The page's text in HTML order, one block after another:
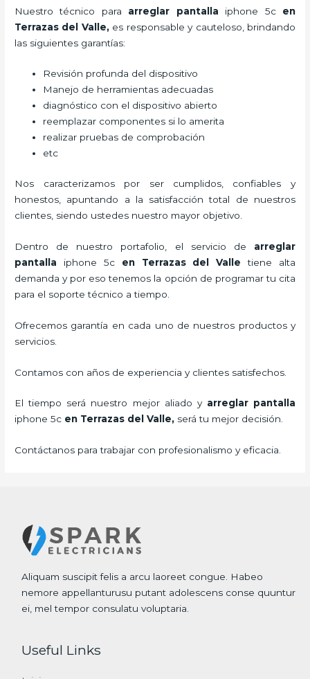
Nuestro técnico para arreglar pantalla iphone 5cen
Terrazas del Valle, es responsable y cauteloso, brindando
las siguientes garantías:
Revisión profunda del dispositivo
Manejo de herramientas adecuadas
diagnóstico con el dispositivo abierto
reemplazar componentes si lo amerita
realizar pruebas de comprobación
etc
Nos caracterizamos por ser cumplidos, confiables y
honestos, apuntando a la satisfacción total de nuestros
clientes, siendo ustedes nuestro mayor objetivo.
Dentro de nuestro portafolio, el servicio de arreglar
pantalla iphone 5cen Terrazas del Valle tiene alta
demanda y por eso tenemos la opción de programar tu cita
para el soporte técnico a tiempo.
Ofrecemos garantía en cada uno de nuestros productos y
servicios.
Contamos con años de experiencia y clientes satisfechos.
El tiempo será nuestro mejor aliado y arreglar pantalla
iphone 5c en Terrazas del Valle, será tu mejor decisión.
Contáctanos para trabajar con profesionalismo y eficacia.
Aliquam suscipit felis a arcu laoreet congue. Habeo
nemore appellanturusu putant adolescens conse quuntur
ei, mel tempor consulatu voluptaria.
Useful Links